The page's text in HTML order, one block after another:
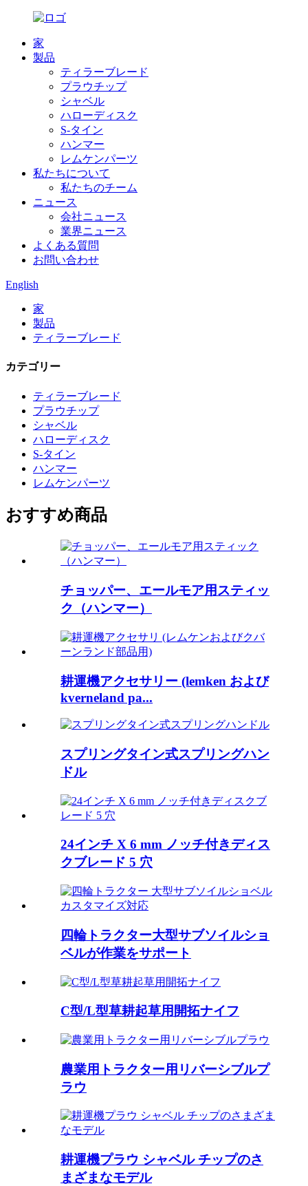
家
製品
ティラーブレード
プラウチップ
シャベル
ハローディスク
S-タイン
ハンマー
レムケンパーツ
私たちについて
私たちのチーム
ニュース
会社ニュース
業界ニュース
よくある質問
お問い合わせ
English
家
製品
ティラーブレード
カテゴリー
ティラーブレード
プラウチップ
シャベル
ハローディスク
S-タイン
ハンマー
レムケンパーツ
おすすめ商品
チョッパー、エールモア用スティッ
ク（ハンマー）
耕運機アクセサリー (lemken および
kverneland pa...
スプリングタイン式スプリングハン
ドル
24インチ X 6 mm ノッチ付きディス
クブレード 5 穴
四輪トラクター大型サブソイルショ
ベルが作業をサポート
C型/L型草耕起草用開拓ナイフ
農業用トラクター用リバーシブルプ
ラウ
耕運機プラウ シャベル チップのさ
まざまなモデル